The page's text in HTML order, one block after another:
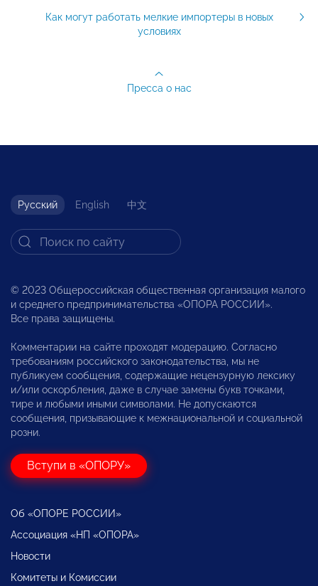
Как могут работать мелкие импортеры в новых
условиях
Пресса о нас
Русский English 中文
© 2023 Общероссийская общественная организация малого
и среднего предпринимательства «ОПОРА РОССИИ».
Все права защищены.
Комментарии на сайте проходят модерацию. Согласно
требованиям российского законодательства, мы не
публикуем сообщения, содержащие нецензурную лексику
и/или оскорбления, даже в случае замены букв точками,
тире и любыми иными символами. Не допускаются
сообщения, призывающие к межнациональной и социальной
розни.
Вступи в «ОПОРУ»
Об «ОПОРЕ РОССИИ»
Ассоциация «НП «ОПОРА»
Новости
Комитеты и Комиссии